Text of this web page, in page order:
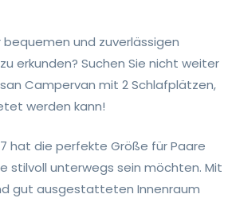
bequemen und zuverlässigen
erkunden? Suchen Sie nicht weiter
Campervan mit 2 Schlafplätzen,
werden kann!
hat die perfekte Größe für Paare
stilvoll unterwegs sein möchten. Mit
gut ausgestatteten Innenraum